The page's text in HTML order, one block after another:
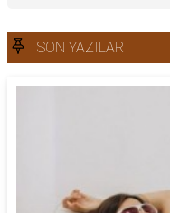
SON YAZILAR